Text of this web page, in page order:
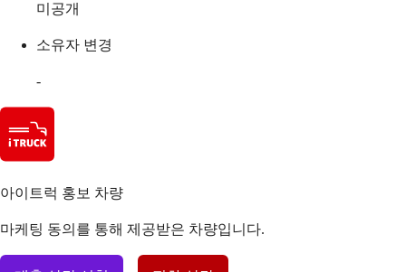
미공개
소유자 변경
-
아이트럭 홍보 차량
마케팅 동의를 통해 제공받은 차량입니다.